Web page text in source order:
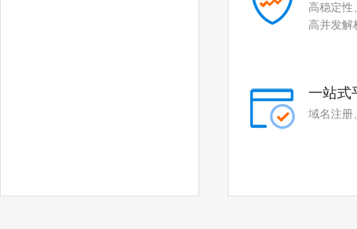
高稳定性
高并发解
一站式
域名注册